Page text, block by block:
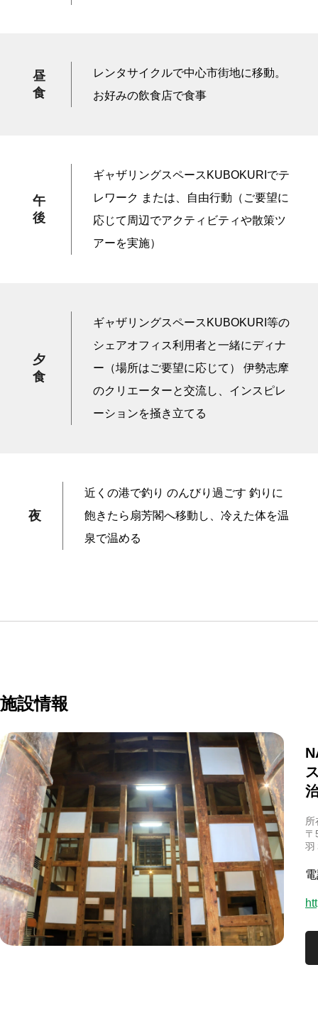
昼
食
レンタサイクルで中心市街地に移動。
お好みの飲食店で食事
午
後
ギャザリングスペースKUBOKURIでテ
レワーク または、自由行動（ご要望に
応じて周辺でアクティビティや散策ツ
アーを実施）
夕
食
ギャザリングスペースKUBOKURI等の
シェアオフィス利用者と一緒にディナ
ー（場所はご要望に応じて） 伊勢志摩
のクリエーターと交流し、インスピレ
ーションを掻き立てる
夜
近くの港で釣り のんびり過ごす 釣りに
飽きたら扇芳閣へ移動し、冷えた体を温
泉で温める
施設情報
所
羽